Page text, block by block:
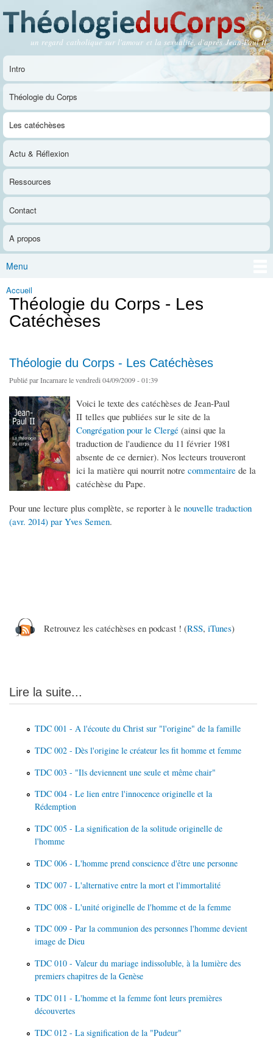
contenu
principal
Théologie du Corps
un regard catholique sur l'amour et la sexualité, d'après Jean-Paul II
Menu principal
Intro
Théologie du Corps
Les catéchèses
Actu & Réflexion
Ressources
Contact
A propos
Menu
Vous êtes ici
Accueil
Théologie du Corps - Les
Catéchèses
Théologie du Corps - Les Catéchèses
Publié parIncarnarele vendredi 04/09/2009 - 01:39
Voici le texte des catéchèses de Jean-Paul
II telles que publiées sur le site de la
Congrégation pour le Clergé (ainsi que la
traduction de l'audience du 11 février 1981
absente de ce dernier). Nos lecteurs trouveront
ici la matière qui nourrit notre commentaire de la
catéchèse du Pape.
Pour une lecture plus complète, se reporter à le nouvelle traduction
(avr. 2014) par Yves Semen.
Retrouvez les catéchèses en podcast ! (RSS, iTunes)
Lire la suite...
TDC 001 - A l'écoute du Christ sur "l'origine" de la famille
TDC 002 - Dès l'origine le créateur les fit homme et femme
TDC 003 - "Ils deviennent une seule et même chair"
TDC 004 - Le lien entre l'innocence originelle et la
Rédemption
TDC 005 - La signification de la solitude originelle de
l'homme
TDC 006 - L'homme prend conscience d'être une personne
TDC 007 - L'alternative entre la mort et l'immortalité
TDC 008 - L'unité originelle de l'homme et de la femme
TDC 009 - Par la communion des personnes l'homme devient
image de Dieu
TDC 010 - Valeur du mariage indissoluble, à la lumière des
premiers chapitres de la Genèse
TDC 011 - L'homme et la femme font leurs premières
découvertes
TDC 012 - La signification de la "Pudeur"